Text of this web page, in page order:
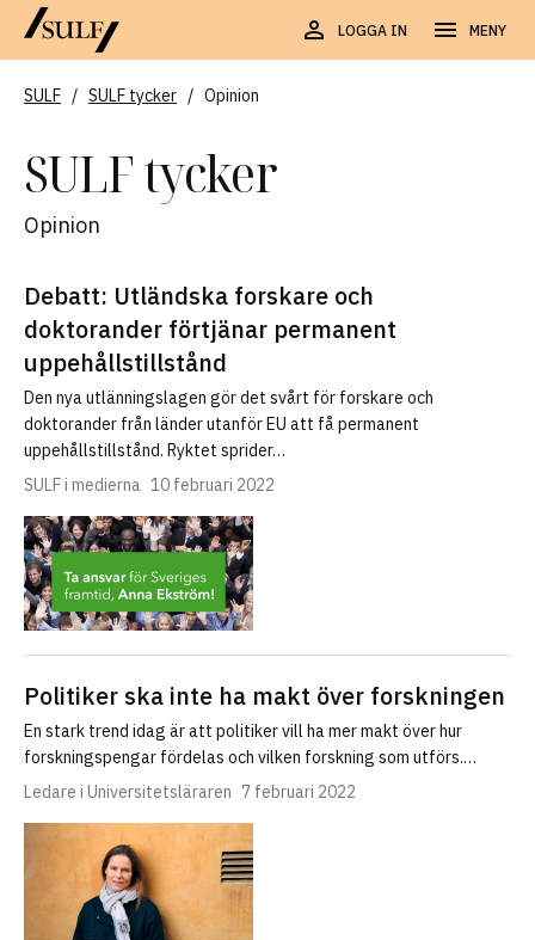
LOGGA IN MENY
SULF / SULF tycker / Opinion
SULF tycker
Opinion
Debatt: Utländska forskare och
doktorander förtjänar permanent
uppehållstillstånd
Den nya utlänningslagen gör det svårt för forskare och
doktorander från länder utanför EU att få permanent
uppehållstillstånd. Ryktet sprider…
SULF i medierna 10 februari 2022
Politiker ska inte ha makt över forskningen
En stark trend idag är att politiker vill ha mer makt över hur
forskningspengar fördelas och vilken forskning som utförs.…
Ledare i Universitetsläraren 7 februari 2022